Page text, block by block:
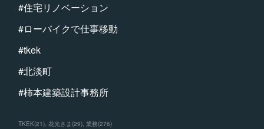
#住宅リノベーション
#ローバイクで仕事移動
#tkek
#北淡町
#柿本建築設計事務所
TKEK(21) 花光さま (29) 業務(276)